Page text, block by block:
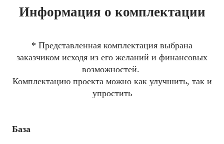
Информация о комплектации
* Представленная комплектация выбрана
заказчиком исходя из его желаний и финансовых
возможностей.
Комплектацию проекта можно как улучшить, так и
упростить
База